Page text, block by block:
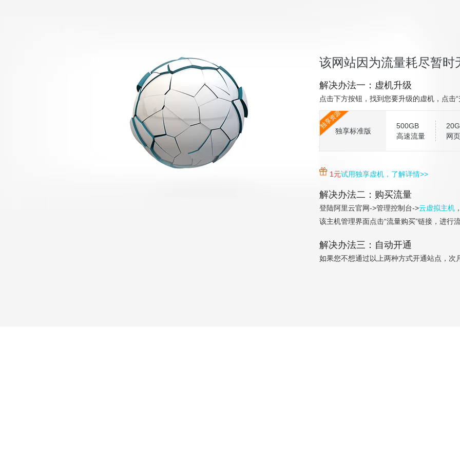
该网站因为流量耗尽暂时
解决办法一：虚机升级
点击下方按钮，找到您要升级的虚机，点击
独享资源
独享标准版
500GB
高速流量
网
1元试用独享虚机，了解详情>>
解决办法二：购买流量
登陆阿里云官网->管理控制台->云虚拟主机
该主机管理界面点击“流量购买”链接，进行
解决办法三：自动开通
如果您不想通过以上两种方式开通站点，次